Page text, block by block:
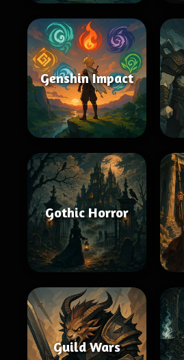
Genshin Impact
Gothic Horror
Guild Wars